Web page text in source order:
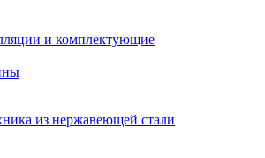
и комплектующие
из нержавеющей стали